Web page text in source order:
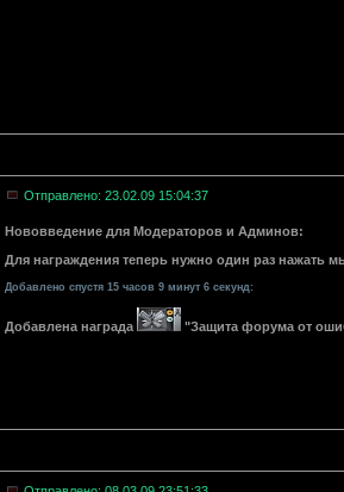
Отправлено: 23.02.09 15:04:37
Нововведение для Модераторов и Админов:
Для награждения теперь нужно один раз нажать
Добавлено спустя 15 часов 9 минут 6 секунд:
Добавлена награда "Защита форума от